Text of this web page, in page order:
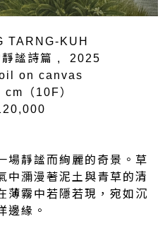
TARNG-KUH
謐詩篇
, 2025
on canvas
（10F）
場靜謐而絢麗的奇景。草
中瀰漫著泥土與青草的清
薄霧中若隱若現，宛如沉
邊緣。